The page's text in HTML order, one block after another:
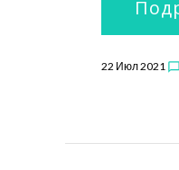
22 Июл 2021 chat_bubble_outline